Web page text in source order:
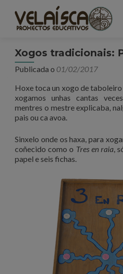
Xogos tradicionais:
Publicada o 01/02/2017
Hoxe toca un xogo de
xogamos unhas cantas
mentres o mestre explicaba,
pais ou ca avoa.
Sinxelo onde os haxa, para
coñecido como o Tres en raia,
papel e seis fichas.